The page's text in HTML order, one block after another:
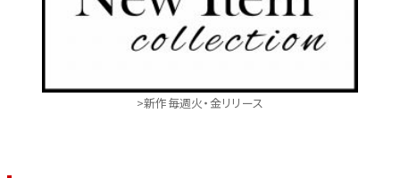
>新作毎週火・金リリース